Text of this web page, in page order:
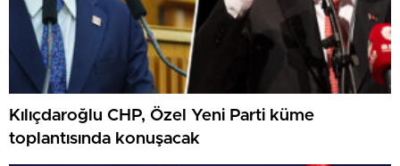
Kılıçdaroğlu CHP, Özel Yeni Parti küme
toplantısında konuşacak